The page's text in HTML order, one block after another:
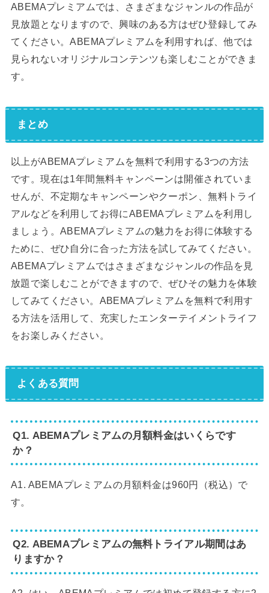
ABEMAプレミアムでは、さまざまなジャンルの作品が
見放題となりますので、興味のある方はぜひ登録してみ
てください。ABEMAプレミアムを利用すれば、他では
見られないオリジナルコンテンツも楽しむことができま
す。
まとめ
以上がABEMAプレミアムを無料で利用する3つの方法
です。現在は1年間無料キャンペーンは開催されていま
せんが、不定期なキャンペーンやクーポン、無料トライ
アルなどを利用してお得にABEMAプレミアムを利用し
ましょう。ABEMAプレミアムの魅力をお得に体験する
ために、ぜひ自分に合った方法を試してみてください。
ABEMAプレミアムではさまざまなジャンルの作品を見
放題で楽しむことができますので、ぜひその魅力を体験
してみてください。ABEMAプレミアムを無料で利用す
る方法を活用して、充実したエンターテイメントライフ
をお楽しみください。
よくある質問
Q1. ABEMAプレミアムの月額料金はいくらです
か？
A1. ABEMAプレミアムの月額料金は960円（税込）で
す。
Q2. ABEMAプレミアムの無料トライアル期間はあ
りますか？